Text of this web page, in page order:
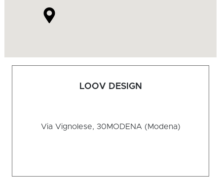
LOOV DESIGN
Via Vignolese, 30MODENA (Modena)